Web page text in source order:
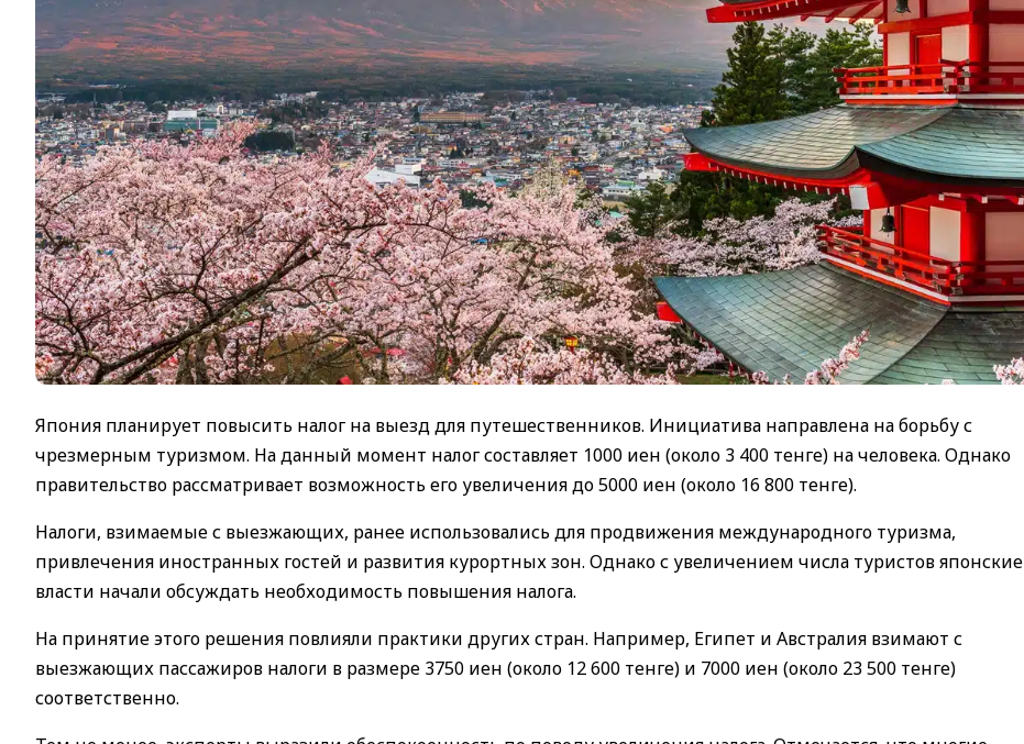
Япония планирует повысить налог на выезд для путешественников. Инициатива направлена на борьбу с
чрезмерным туризмом. На данный момент налог составляет 1000 иен (около 3 400 тенге) на человека. Однако
правительство рассматривает возможность его увеличения до 5000 иен (около 16 800 тенге).
Налоги, взимаемые с выезжающих, ранее использовались для продвижения международного туризма,
привлечения иностранных гостей и развития курортных зон. Однако с увеличением числа туристов японские
власти начали обсуждать необходимость повышения налога.
На принятие этого решения повлияли практики других стран. Например, Египет и Австралия взимают с
выезжающих пассажиров налоги в размере 3750 иен (около 12 600 тенге) и 7000 иен (около 23 500 тенге)
соответственно.